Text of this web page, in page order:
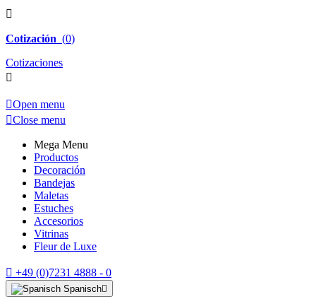

Cotización (0)
Cotizaciones

Open menu
Close menu
Mega Menu
Productos
Decoración
Bandejas
Maletas
Estuches
Accesorios
Vitrinas
Fleur de Luxe
 +49 (0)7231 4888 - 0
Spanisch